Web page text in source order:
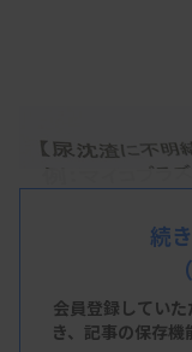
続
会員登録してい
き、 記事の保存機